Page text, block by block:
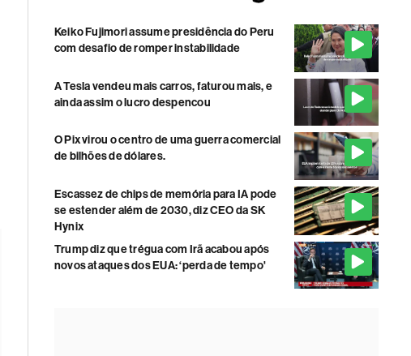
Keiko Fujimori assume presidência do Peru
com desafio de romper instabilidade
A Tesla vendeu mais carros, faturou mais, e
ainda assim o lucro despencou
O Pix virou o centro de uma guerra comercial
de bilhões de dólares.
Escassez de chips de memória para IA pode
se estender além de 2030, diz CEO da SK
Hynix
Trump diz que trégua com Irã acabou após
novos ataques dos EUA: ‘perda de tempo'